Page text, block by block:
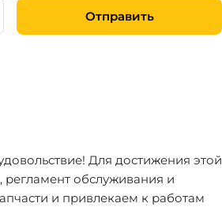
Отправить
Для достижения этой
обслуживания и
и привлекаем к работам